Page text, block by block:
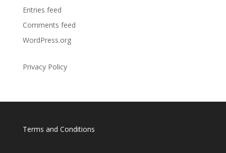
Entries feed
Comments feed
WordPress.org
Privacy Policy
Terms and Conditions